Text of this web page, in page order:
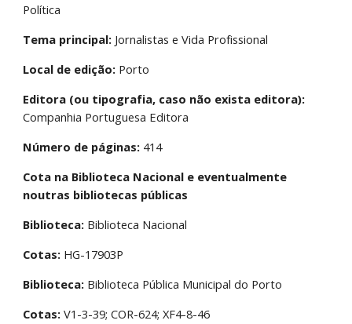
Política
Tema principal: Jornalistas e Vida Profissional
Local de edição: Porto
Editora (ou tipografia, caso não exista editora):
Companhia Portuguesa Editora
Número de páginas: 414
Cota na Biblioteca Nacional e eventualmente
noutras bibliotecas públicas
Biblioteca: Biblioteca Nacional
Cotas: HG-17903P
Biblioteca: Biblioteca Pública Municipal do Porto
Cotas: V1-3-39; COR-624; XF4-8-46